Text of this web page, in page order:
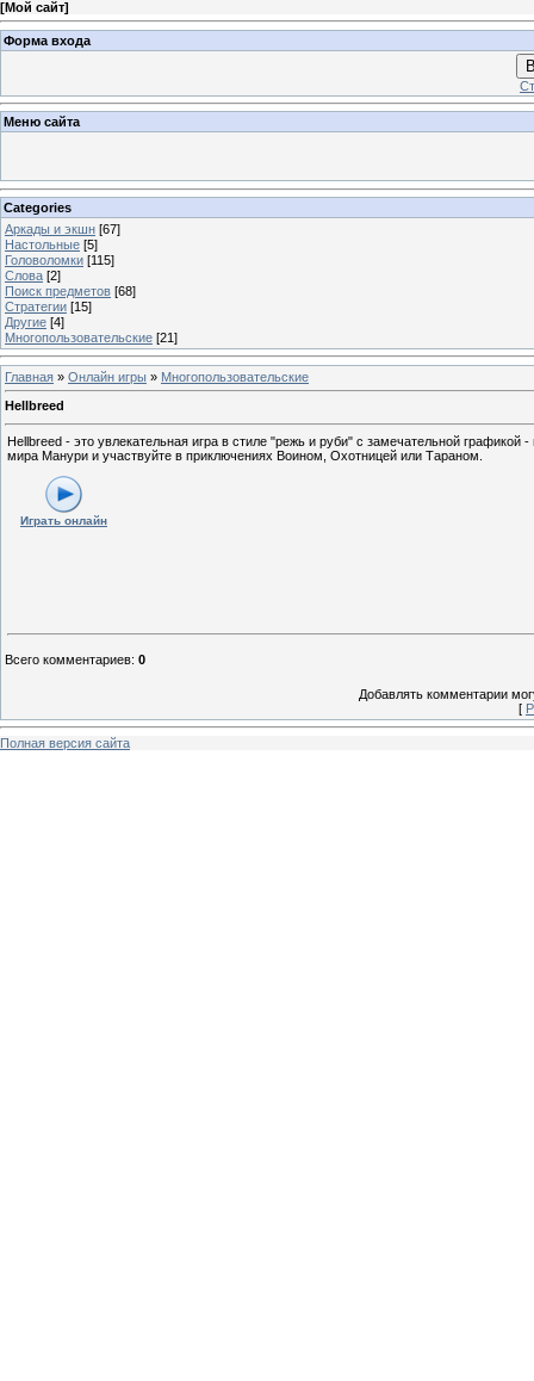
[Мой сайт]
Форма входа
Меню сайта
Categories
Аркады и экшн [67]
Настольные [5]
Головоломки [115]
Слова [2]
Поиск предметов [68]
Стратегии [15]
Другие [4]
Многопользовательские [21]
Главная » Онлайн игры » Многопользовательские
Hellbreed
Hellbreed - это увлекательная игра в стиле "режь и руби" с замечательной
мира Манури и участвуйте в приключениях Воином, Охотницей или Тараном.
Играть онлайн
Всего комментариев: 0
Добавлять комментарии
[
Полная версия сайта